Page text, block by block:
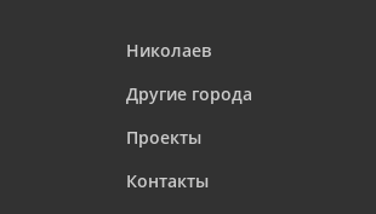
Николаев
Другие города
Проекты
Контакты